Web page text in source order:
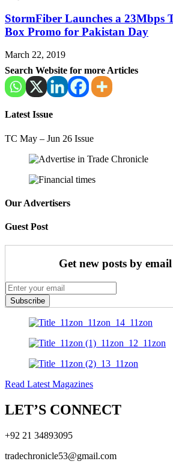
StormFiber Launches a 23Mbps
Box Promo for Pakistan Day
March 22, 2019
Search Website for more Articles
Latest Issue
TC May – Jun 26 Issue
Our Advertisers
Guest Post
Get new posts by
Subscribe
Read Latest Magazines
LET’S CONNECT
+92 21 34893095
tradechronicle53@gmail.com